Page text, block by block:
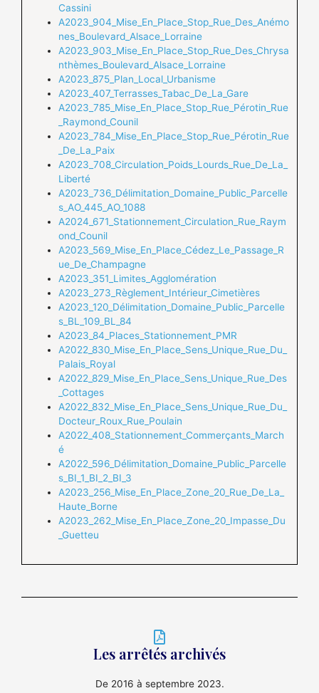
Cassini
A2023_904_Mise_En_Place_Stop_Rue_Des_Anémo
nes_Boulevard_Alsace_Lorraine
A2023_903_Mise_En_Place_Stop_Rue_Des_Chrysa
nthèmes_Boulevard_Alsace_Lorraine
A2023_875_Plan_Local_Urbanisme
A2023_407_Terrasses_Tabac_De_La_Gare
A2023_785_Mise_En_Place_Stop_Rue_Pérotin_Rue
_Raymond_Counil
A2023_784_Mise_En_Place_Stop_Rue_Pérotin_Rue
_De_La_Paix
A2023_708_Circulation_Poids_Lourds_Rue_De_La_
Liberté
A2023_736_Délimitation_Domaine_Public_Parcelle
s_AO_445_AO_1088
A2024_671_Stationnement_Circulation_Rue_Raym
ond_Counil
A2023_569_Mise_En_Place_Cédez_Le_Passage_R
ue_De_Champagne
A2023_351_Limites_Agglomération
A2023_273_Règlement_Intérieur_Cimetières
A2023_120_Délimitation_Domaine_Public_Parcelle
s_BL_109_BL_84
A2023_84_Places_Stationnement_PMR
A2022_830_Mise_En_Place_Sens_Unique_Rue_Du_
Palais_Royal
A2022_829_Mise_En_Place_Sens_Unique_Rue_Des
_Cottages
A2022_832_Mise_En_Place_Sens_Unique_Rue_Du_
Docteur_Roux_Rue_Poulain
A2022_408_Stationnement_Commerçants_March
é
A2022_596_Délimitation_Domaine_Public_Parcelle
s_BI_1_BI_2_BI_3
A2023_256_Mise_En_Place_Zone_20_Rue_De_La_
Haute_Borne
A2023_262_Mise_En_Place_Zone_20_Impasse_Du
_Guetteu
Les arrêtés archivés
De 2016 à septembre 2023.